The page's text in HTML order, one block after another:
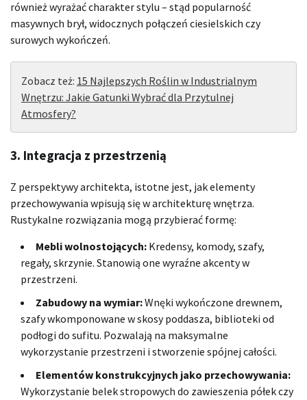
również wyrażać charakter stylu – stąd popularność
masywnych brył, widocznych połączeń ciesielskich czy
surowych wykończeń.
Zobacz też: 15 Najlepszych Roślin w Industrialnym
Wnętrzu: Jakie Gatunki Wybrać dla Przytulnej
Atmosfery?
3. Integracja z przestrzenią
Z perspektywy architekta, istotne jest, jak elementy
przechowywania wpisują się w architekturę wnętrza.
Rustykalne rozwiązania mogą przybierać formę:
Mebli wolnostojących: Kredensy, komody, szafy,
regały, skrzynie. Stanowią one wyraźne akcenty w
przestrzeni.
Zabudowy na wymiar:Wnęki wykończone drewnem,
szafy wkomponowane w skosy poddasza, biblioteki od
podłogi do sufitu. Pozwalają na maksymalne
wykorzystanie przestrzeni i stworzenie spójnej całości.
Elementów konstrukcyjnych jako przechowywania:
Wykorzystanie belek stropowych do zawieszenia półek czy